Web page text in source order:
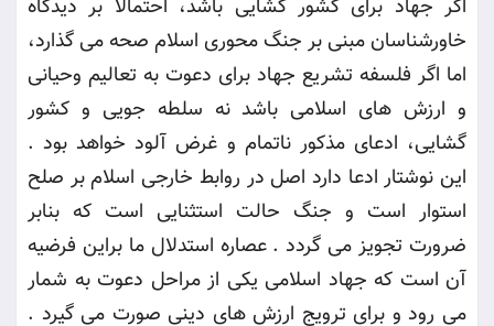
اگر جهاد برای کشور گشایی باشد، احتمالا بر دیدگاه
خاورشناسان مبنی بر جنگ محوری اسلام صحه می گذارد،
اما اگر فلسفه تشریع جهاد برای دعوت به تعالیم وحیانی
و ارزش های اسلامی باشد نه سلطه جویی و کشور
گشایی، ادعای مذکور ناتمام و غرض آلود خواهد بود .
این نوشتار ادعا دارد اصل در روابط خارجی اسلام بر صلح
استوار است و جنگ حالت استثنایی است که بنابر
ضرورت تجویز می گردد . عصاره استدلال ما براین فرضیه
آن است که جهاد اسلامی یکی از مراحل دعوت به شمار
می رود و برای ترویج ارزش های دینی صورت می گیرد .